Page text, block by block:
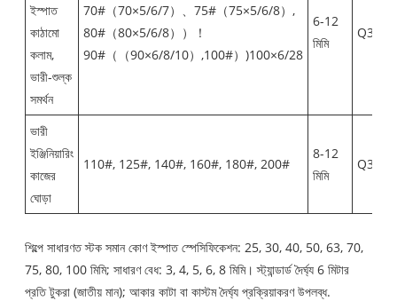
ইস্পাত
কাঠামো
কলাম,
ভারী-শুল্ক
সমর্থন
70#（70×5/6/7）、75#（75×5/6/8）,
80#（80×5/6/8））！
90#（（90×6/8/10）,100#）)100×6/28
6-12
মিমি
Q355B
ভারী
ইঞ্জিনিয়ারিং
কাজের
ঘোড়া
110#, 125#, 140#, 160#, 180#, 200#
8-12
মিমি
Q355B
শিল্পে সাধারণত স্টক সমান কোণ ইস্পাত স্পেসিফিকেশন: 25, 30, 40, 50, 63, 70,
75, 80, 100 মিমি; সাধারণ বেধ: 3, 4, 5, 6, 8 মিমি। স্ট্যান্ডার্ড দৈর্ঘ্য 6 মিটার
প্রতি টুকরা (জাতীয় মান); আকার কাটা বা কাস্টম দৈর্ঘ্য প্রক্রিয়াকরণ উপলব্ধ.